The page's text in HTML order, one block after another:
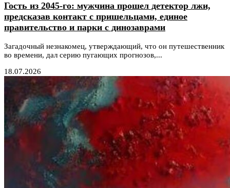
Гость из 2045-го: мужчина прошел детектор лжи,
предсказав контакт с пришельцами, единое
правительство и парки с динозаврами
Загадочный незнакомец, утверждающий, что он путешественник
во времени, дал серию пугающих прогнозов,...
18.07.2026